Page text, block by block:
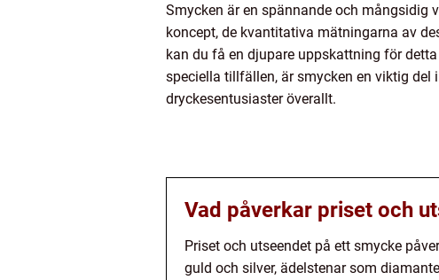
Smycken är en spännande och mångsidig
koncept, de kvantitativa mätningarna av
kan du få en djupare uppskattning för
speciella tillfällen, är smycken en viktig
dryckesentusiaster överallt.
Vad påverkar priset och
Priset och utseendet på ett smycke
guld och silver, ädelstenar som